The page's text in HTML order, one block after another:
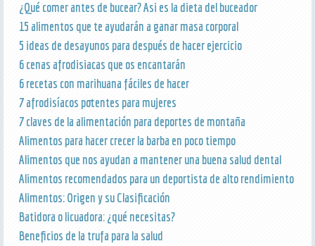
¿Qué comer antes de bucear? Asi es la dieta del buceador
15 alimentos que te ayudarán a ganar masa corporal
5 ideas de desayunos para después de hacer ejercicio
6 cenas afrodisiacas que os encantarán
6 recetas con marihuana fáciles de hacer
7 afrodisíacos potentes para mujeres
7 claves de la alimentación para deportes de montaña
Alimentos para hacer crecer la barba en poco tiempo
Alimentos que nos ayudan a mantener una buena salud dental
Alimentos recomendados para un deportista de alto rendimiento
Alimentos: Origen y su Clasificación
Batidora o licuadora: ¿qué necesitas?
Beneficios de la trufa para la salud